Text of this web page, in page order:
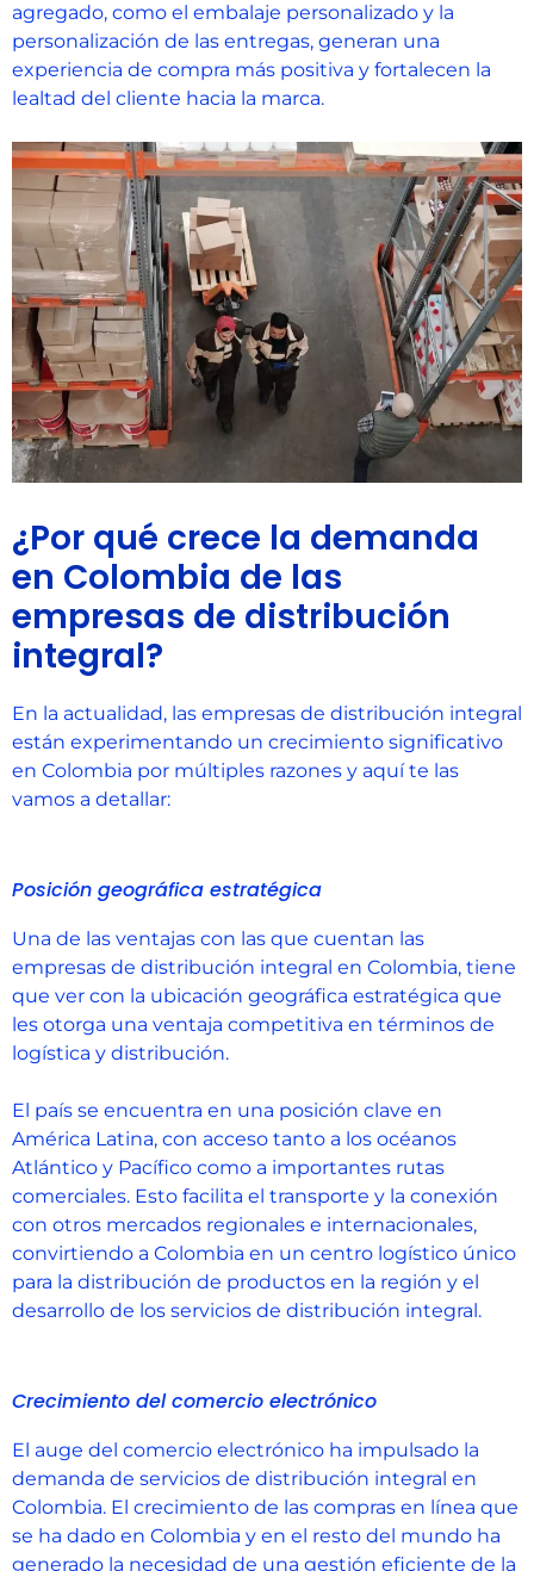
agregado, como el embalaje personalizado y la
personalización de las entregas, generan una
experiencia de compra más positiva y fortalecen la
lealtad del cliente hacia la marca.
¿Por qué crece la demanda
en Colombia de las
empresas de distribución
integral?
En la actualidad, las empresas de distribución integral
están experimentando un crecimiento significativo
en Colombia por múltiples razones y aquí te las
vamos a detallar:
Posición geográfica estratégica
Una de las ventajas con las que cuentan las
empresas de distribución integral en Colombia, tiene
que ver con la ubicación geográfica estratégica que
les otorga una ventaja competitiva en términos de
logística y distribución.
El país se encuentra en una posición clave en
América Latina, con acceso tanto a los océanos
Atlántico y Pacífico como a importantes rutas
comerciales. Esto facilita el transporte y la conexión
con otros mercados regionales e internacionales,
convirtiendo a Colombia en un centro logístico único
para la distribución de productos en la región y el
desarrollo de los servicios de distribución integral.
Crecimiento del comercio electrónico
El auge del comercio electrónico ha impulsado la
demanda de servicios de distribución integral en
Colombia. El crecimiento de las compras en línea que
se ha dado en Colombia y en el resto del mundo ha
generado la necesidad de una gestión eficiente de la